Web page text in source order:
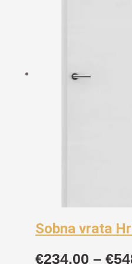
Sobna vrata
€234,00 – €